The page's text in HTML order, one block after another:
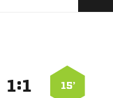
15’
: